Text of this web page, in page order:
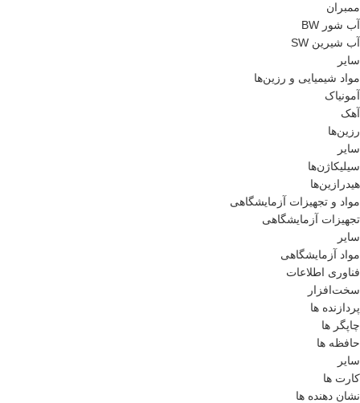
ممبران
آب شور BW
آب شیرین SW
سایر
مواد شیمیایی و رزین‌ها
آمونیاک
آهک
رزین‌ها
سایر
سیلیکاژن‌ها
هیدرازین‌ها
مواد و تجهیزات آزمایشگاهی
تجهیزات آزمایشگاهی
سایر
مواد آزمایشگاهی
فناوری اطلاعات
سخت‌افزار
پردازنده ها
چاپگر ها
حافظه ها
سایر
کارت ها
نشان دهنده ها